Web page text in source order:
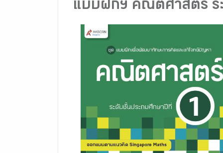
แบบฝึกฯ คณิตศาสตร์ ร